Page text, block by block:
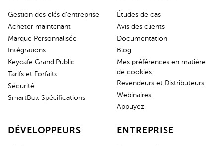
Gestion des clés d'entreprise
Acheter maintenant
Marque Personnalisée
Intégrations
Keycafe Grand Public
Tarifs et Forfaits
Sécurité
SmartBox Spécifications
Études de cas
Avis des clients
Documentation
Blog
Mes préférences en matière
de cookies
Revendeurs et Distributeurs
Webinaires
Appuyez
DÉVELOPPEURS ENTREPRISE